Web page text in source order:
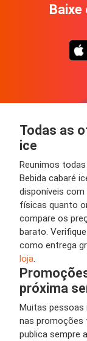
Todas as
ice
Reunimos
Bebida cabaré
disponíveis
físicas quanto
compare os
barato.
como entrega
loja.
próxima
Muitas pessoas
nas
publica sempre